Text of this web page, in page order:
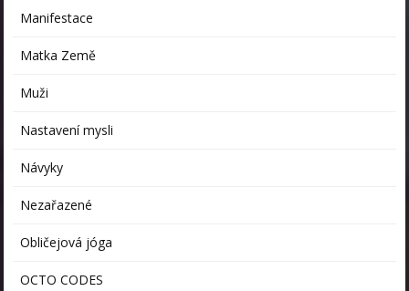
Manifestace
Matka Země
Muži
Nastavení mysli
Návyky
Nezařazené
Obličejová jóga
OCTO CODES